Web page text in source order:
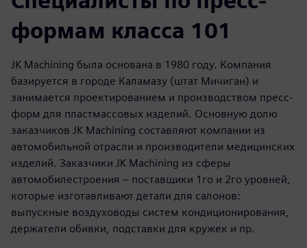
формам класса 101
JK Machining была основана в 1980 году. Компания
базируется в городе Каламазу (штат Мичиган) и
занимается проектированием и производством пресс-
форм для пластмассовых изделий. Основную долю
заказчиков JK Machining составляют компании из
автомобильной отрасли и производители медицинских
изделий. Заказчики JK Machining из сферы
автомобилестроения – поставщики 1­го и 2­го уровней,
которые изготавливают детали для салонов:
выпускные воздуховоды систем кондиционирования,
держатели обивки, подставки для кружек и пр.